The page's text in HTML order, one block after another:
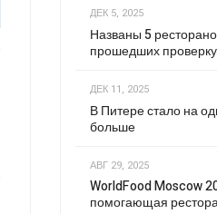
ДЕК 5, 2025
Названы 5
прошедших
ДЕК 11, 2025
В Питере стало на
больше
АВГ 29, 2025
WorldFood Moscow
помогающая